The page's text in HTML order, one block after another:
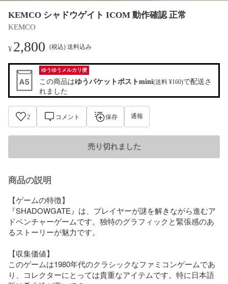
KEMCO シャドウゲイト ICOM 動作確認 正常
KEMCO
¥2,800 (税込) 送料込み
ゆうゆうメルカリ便
この商品はゆうパケットポストmini(送料 ¥160)で配送さ
れました
2 コメント 保存 通報
売り切れました
商品の説明
【ゲームの特徴】
『SHADOWGATE』は、プレイヤーが謎を解きながら進むア
ドベンチャーゲームです。独特のグラフィックと緊張感のあ
るストーリーが魅力です。
【収集価値】
このゲームは1980年代のクラシックなファミコンゲームであ
り、コレクターにとっては貴重なアイテムです。特に日本語